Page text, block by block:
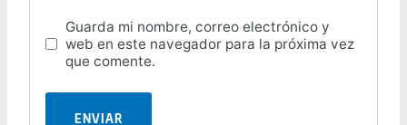
Guarda mi nombre, correo electrónico y
web en este navegador para la próxima vez
que comente.